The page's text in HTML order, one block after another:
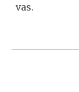
vas.